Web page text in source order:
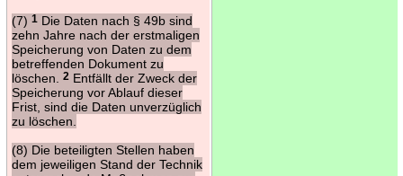
(7) 1Die Daten nach § 49b sind
zehn Jahre nach der erstmaligen
Speicherung von Daten zu dem
betreffenden Dokument zu
löschen.
2Entfällt der Zweck der
Speicherung vor Ablauf dieser
Frist, sind die Daten unverzüglich
zu löschen.
(8) Die beteiligten Stellen haben
dem jeweiligen Stand der Technik